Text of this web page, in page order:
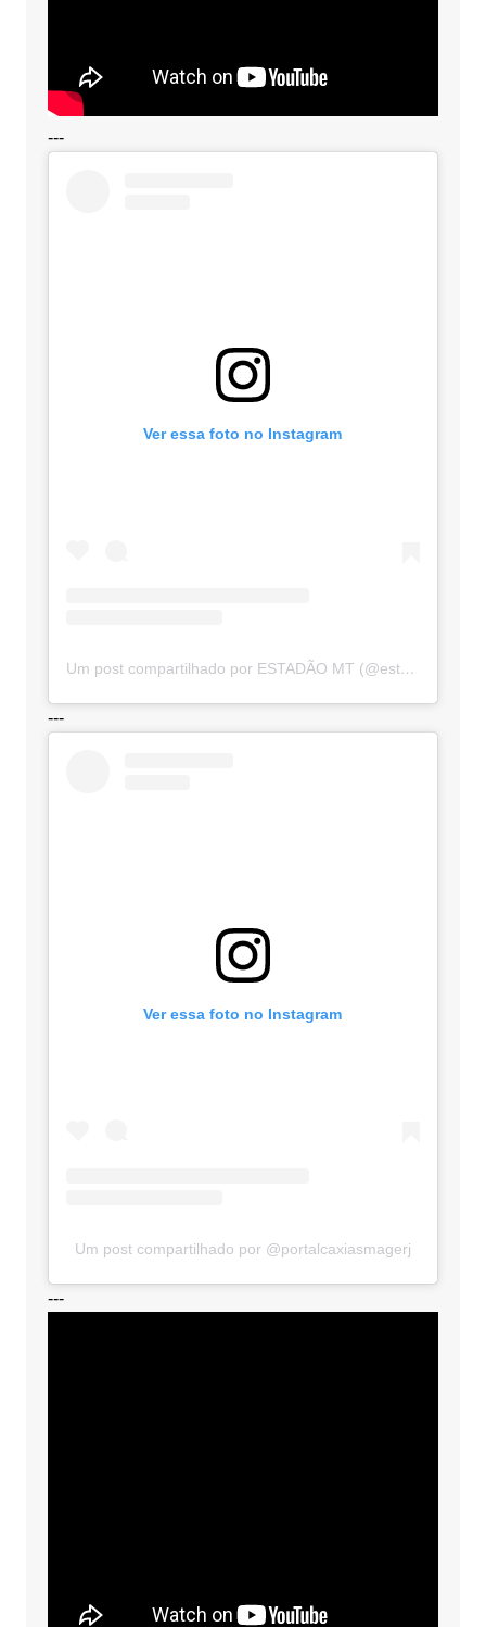
---
Ver essa foto no Instagram
Um post compartilhado por ESTADÃO MT (@estadaomt)
---
Ver essa foto no Instagram
Um post compartilhado por @portalcaxiasmagerj
---